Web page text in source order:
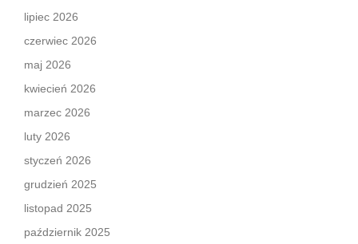
lipiec 2026
czerwiec 2026
maj 2026
kwiecień 2026
marzec 2026
luty 2026
styczeń 2026
grudzień 2025
listopad 2025
październik 2025